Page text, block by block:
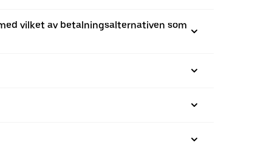
vilket av betalningsalternativen som